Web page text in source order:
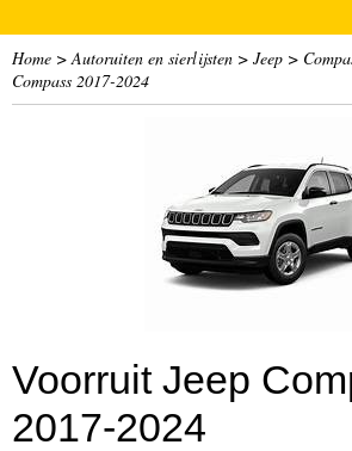
Home >Autoruiten en sierlijsten > Jeep >
Compass 2017-2024
Voorruit Jeep
2017-2024